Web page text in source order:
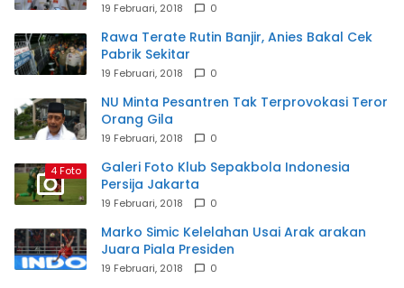
19 Februari, 2018 0
Rawa Terate Rutin Banjir, Anies Bakal Cek
Pabrik Sekitar
19 Februari, 2018 0
NU Minta Pesantren Tak Terprovokasi Teror
Orang Gila
19 Februari, 2018 0
4 Foto
Galeri Foto Klub Sepakbola Indonesia
Persija Jakarta
19 Februari, 2018 0
Marko Simic Kelelahan Usai Arak arakan
Juara Piala Presiden
19 Februari, 2018 0